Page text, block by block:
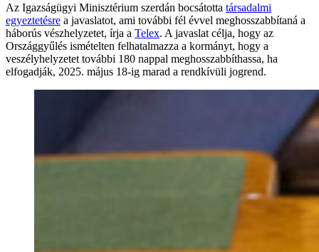
Az Igazságügyi Minisztérium szerdán bocsátotta társadalmi
egyeztetésre a javaslatot, ami további fél évvel meghosszabbítaná a
háborús vészhelyzetet, írja a Telex. A javaslat célja, hogy az
Országgyűlés ismételten felhatalmazza a kormányt, hogy a
veszélyhelyzetet további 180 nappal meghosszabbíthassa, ha
elfogadják, 2025. május 18-ig marad a rendkívüli jogrend.